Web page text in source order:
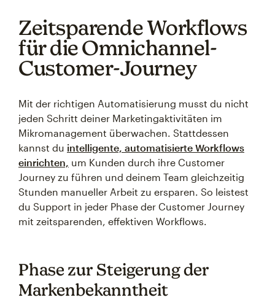
Zeitsparende Workflows
für die Omnichannel-
Customer-Journey
Mit der richtigen Automatisierung musst du nicht
jeden Schritt deiner Marketingaktivitäten im
Mikromanagement überwachen. Stattdessen
kannst du intelligente, automatisierte Workflows
einrichten, um Kunden durch ihre Customer
Journey zu führen und deinem Team gleichzeitig
Stunden manueller Arbeit zu ersparen. So leistest
du Support in jeder Phase der Customer Journey
mit zeitsparenden, effektiven Workflows.
Phase zur Steigerung der
Markenbekanntheit